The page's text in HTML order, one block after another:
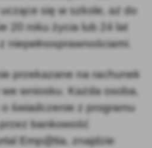
się w szkole, aż do
20 roku życia lub 24 lat
niepełnosprawnościami.
przekazane na rachunek
wniosku. Każda osoba,
świadczenie z programu
bankowość
Emp@tia, znajdzie